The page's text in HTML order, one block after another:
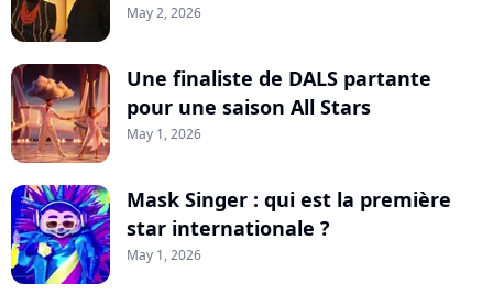
May 2, 2026
Une finaliste de DALS partante
pour une saison All Stars
May 1, 2026
Mask Singer : qui est la première
star internationale ?
May 1, 2026